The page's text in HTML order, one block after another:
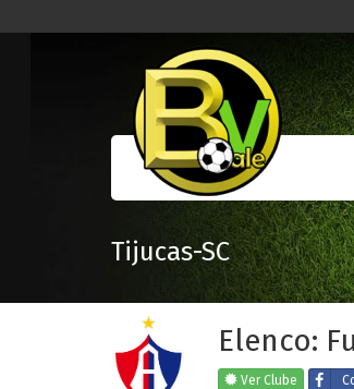
Tijucas-SC
Elenco:
Ver Clube